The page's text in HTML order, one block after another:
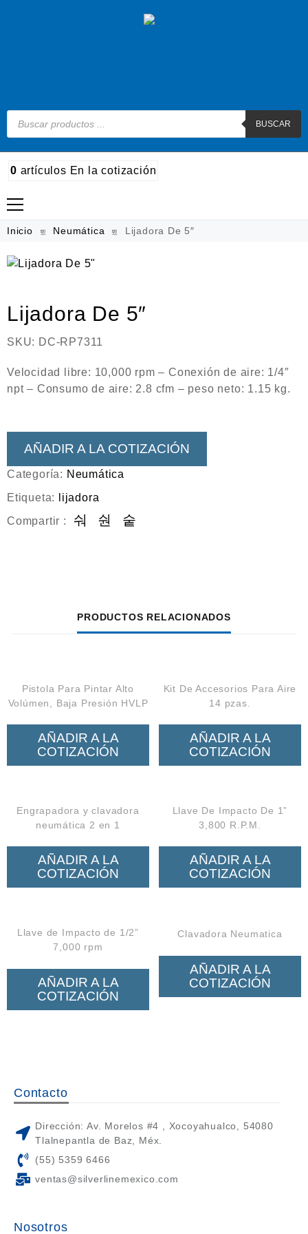
BUSCAR
0 artículos En la cotización
Madera
Neumática
Ferretería
Línea de productos Virutex
Ciclismo
Inicio Neumática Lijadora De 5″
Lijadora De 5″
SKU: DC-RP7311
Velocidad libre: 10,000 rpm – Conexión de aire: 1/4″
npt – Consumo de aire: 2.8 cfm – peso neto: 1.15 kg.
AÑADIR A LA COTIZACIÓN
Categoría: Neumática
Etiqueta:
lijadora
Compartir :
PRODUCTOS RELACIONADOS
Pistola Para Pintar Alto
Volúmen, Baja Presión HVLP
AÑADIR A LA
COTIZACIÓN
Kit De Accesorios Para Aire
14 pzas.
AÑADIR A LA
COTIZACIÓN
Engrapadora y clavadora
neumática 2 en 1
AÑADIR A LA
COTIZACIÓN
Llave De Impacto De 1”
3,800 R.P.M.
AÑADIR A LA
COTIZACIÓN
Llave de Impacto de 1/2”
7,000 rpm
AÑADIR A LA
COTIZACIÓN
Clavadora Neumatica
AÑADIR A LA
COTIZACIÓN
Contacto
Dirección: Av. Morelos #4 , Xocoyahualco, 54080
Tlalnepantla de Baz, Méx.
(55) 5359 6466
ventas@silverlinemexico.com
Nosotros